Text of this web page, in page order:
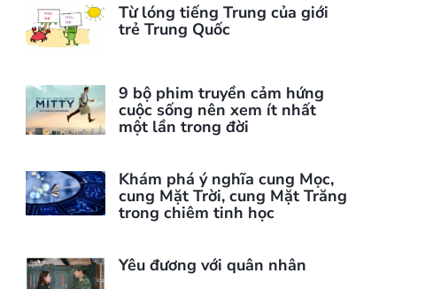
Từ lóng tiếng Trung của giới
trẻ Trung Quốc
9 bộ phim truyền cảm hứng
cuộc sống nên xem ít nhất
một lần trong đời
Khám phá ý nghĩa cung Mọc,
cung Mặt Trời, cung Mặt Trăng
trong chiêm tinh học
Yêu đương với quân nhân